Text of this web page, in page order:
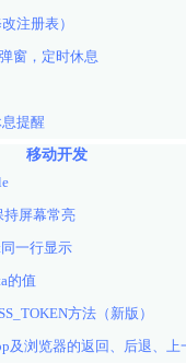
注册表）
窗，定时休息
提醒
移动开发
持屏幕常亮
一行显示
的值
方法（新版）